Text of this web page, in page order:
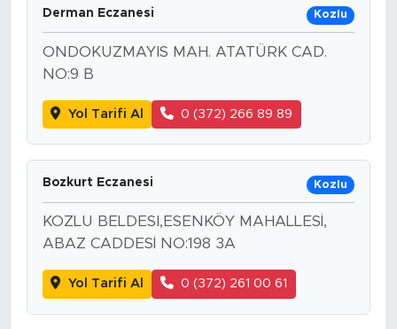
Derman Eczanesi Kozlu
ONDOKUZMAYIS MAH. ATATÜRK CAD.
NO:9 B
Yol Tarifi Al 0 (372) 266 89 89
Bozkurt Eczanesi Kozlu
KOZLU BELDESI,ESENKÖY MAHALLESİ,
ABAZ CADDESİ NO:198 3A
Yol Tarifi Al 0 (372) 261 00 61
Teknoloji
Magazin
Dünya